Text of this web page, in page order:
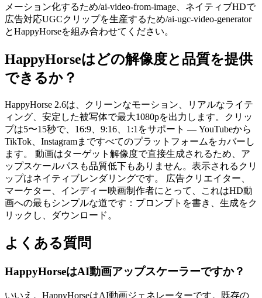
メーション化するため/ai-video-from-image、ネイティブHDで
広告対応UGCクリップを生産するため/ai-ugc-video-generator
とHappyHorseを組み合わせてください。
HappyHorseはどの解像度と品質を提供
できるか？
HappyHorse 2.6は、クリーンなモーション、リアルなライテ
ィング、安定した被写体で最大1080pを出力します。クリッ
プは5〜15秒で、16:9、9:16、1:1をサポート — YouTubeから
TikTok、Instagramまですべてのプラットフォームをカバーし
ます。 動画はターゲット解像度で直接生成されるため、ア
ップスケールパスも品質低下もありません。表示されるクリ
ップはネイティブレンダリングです。 広告クリエイター、
マーケター、インディー映画制作者にとって、これはHD動
画への最もシンプルな道です：プロンプトを書き、生成をク
リックし、ダウンロード。
よくある質問
HappyHorseはAI動画アップスケーラーですか？
いいえ。HappyHorseはAI動画ジェネレーターです。既存の